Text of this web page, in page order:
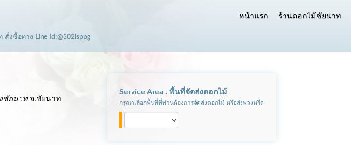
หน้าแรก ร้านดอกไม้ชัยนาท
สั่งซื้อทาง Line Id:@302lsppg
ชัยนาทจ.ชัยนาท
Service Area : พื้นที่จัดส่งดอกไม้
กรุณาเลือกพื้นที่ที่ท่านต้องการจัดส่งดอกไม้ หรือส่งพวงหรีด